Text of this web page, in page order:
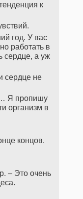
к
год. У вас
работать в
сердце, а уж
сердце не
Я пропишу
организм в
концов.
– Это очень